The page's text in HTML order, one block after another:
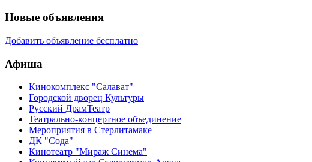
Новые объявления
Добавить объявление бесплатно
Афиша
Кинокомплекс "Салават"
Городской дворец Культуры
Русский ДрамТеатр
Театрально-концертное объединение
Мероприятия в Стерлитамаке
ДК "Сода"
Кинотеатр "Мираж Синема"